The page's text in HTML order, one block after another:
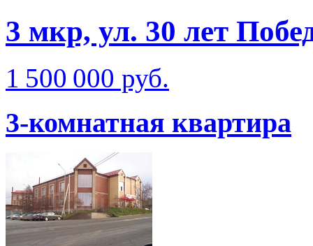
3 мкр, ул. 30 лет
1 500 000 руб.
3-комнатная квартира